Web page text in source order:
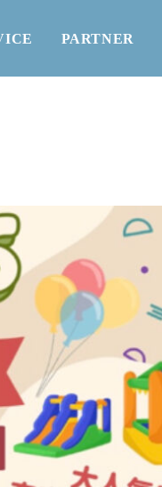
PARTNER